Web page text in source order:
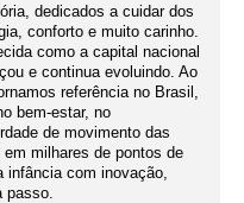
dedicados a cuidar dos
conforto e muito carinho.
como a capital nacional
e continua evoluindo. Ao
referência no Brasil,
bem-estar, no
de movimento das
milhares de pontos de
infância com inovação,
passo.